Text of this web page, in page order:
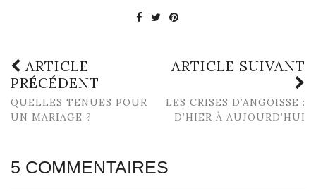
ARTICLE
PRÉCÉDENT
QUELLES TENUES POUR
UN MARIAGE ?
ARTICLE SUIVANT
LES CRISES D’ANGOISSE :
D’HIER À AUJOURD’HUI
5 COMMENTAIRES